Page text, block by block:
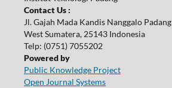
Contact Us :
Jl. Gajah Mada Kandis Nanggalo Padang
West Sumatera, 25143 Indonesia
Telp: (0751) 7055202
Powered by
Public Knowledge Project
Open Journal Systems